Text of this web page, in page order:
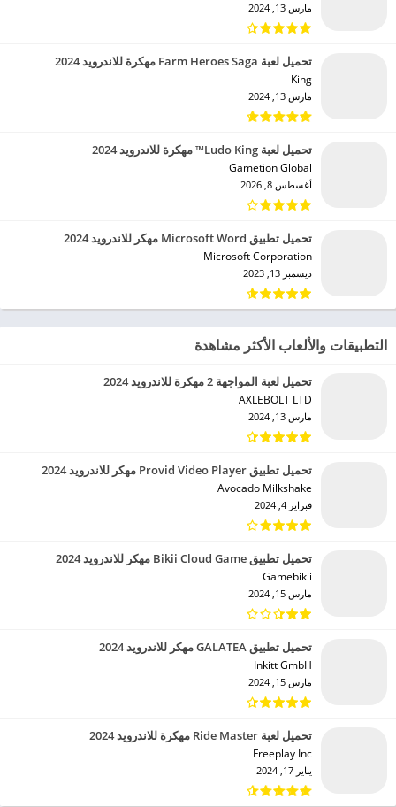
مارس 13, 2024
تحميل لعبة Farm Heroes Saga مهكرة للاندرويد 2024
King‏
مارس 13, 2024
تحميل لعبة Ludo King™ مهكرة للاندرويد 2024
Gametion Global‏
أغسطس 8, 2026
تحميل تطبيق Microsoft Word مهكر للاندرويد 2024
Microsoft Corporation‏
ديسمبر 13, 2023
التطبيقات والألعاب الأكثر مشاهدة
تحميل لعبة المواجهة 2 مهكرة للاندرويد 2024
AXLEBOLT LTD‏
مارس 13, 2024
تحميل تطبيق Provid Video Player مهكر للاندرويد 2024
Avocado Milkshake‏
فبراير 4, 2024
تحميل تطبيق Bikii Cloud Game مهكر للاندرويد 2024
Gamebikii‏
مارس 15, 2024
تحميل تطبيق GALATEA مهكر للاندرويد 2024
Inkitt GmbH‏
مارس 15, 2024
تحميل لعبة Ride Master مهكرة للاندرويد 2024
Freeplay Inc‏
يناير 17, 2024